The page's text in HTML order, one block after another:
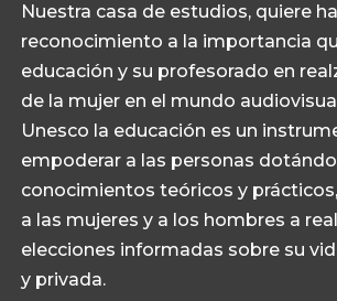
Nuestra casa de estudios, quiere
reconocimiento a la importancia
educación y su profesorado en
de la mujer en el mundo
Unesco la educación es un
empoderar a las personas
conocimientos teóricos y
a las mujeres y a los hombres a
elecciones informadas sobre su
y privada.